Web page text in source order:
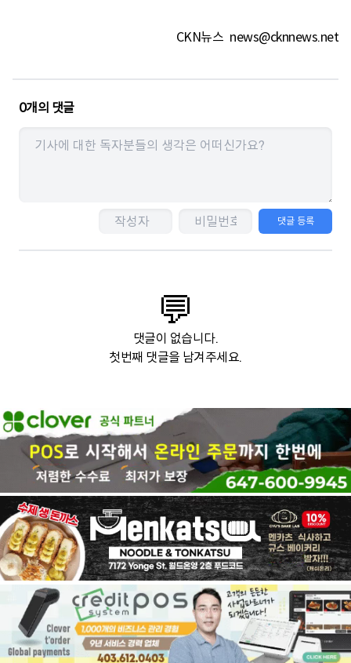
CKN뉴스 news@cknnews.net
0개의 댓글
댓글 등록
💬
댓글이 없습니다.
첫번째 댓글을 남겨주세요.